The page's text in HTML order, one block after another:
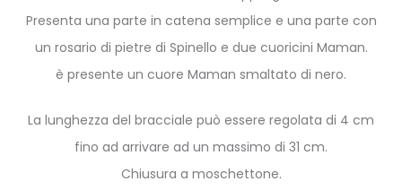
Presenta una parte in catena semplice e una parte con
un rosario di pietre di Spinello e due cuoricini Maman.
è presente un cuore Maman smaltato di nero.
La lunghezza del bracciale può essere regolata di 4 cm
fino ad arrivare ad un massimo di 31 cm.
Chiusura a moschettone.